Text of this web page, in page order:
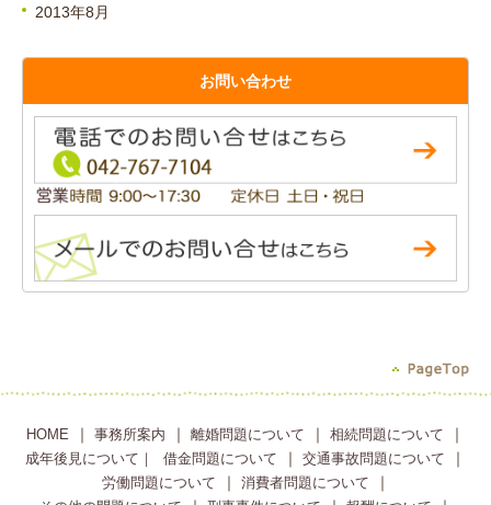
2013年8月
お問い合わせ
HOME ｜ 事務所案内 ｜ 離婚問題について ｜ 相続問題について ｜
成年後見について｜ 借金問題について ｜ 交通事故問題について ｜
労働問題について ｜ 消費者問題について ｜